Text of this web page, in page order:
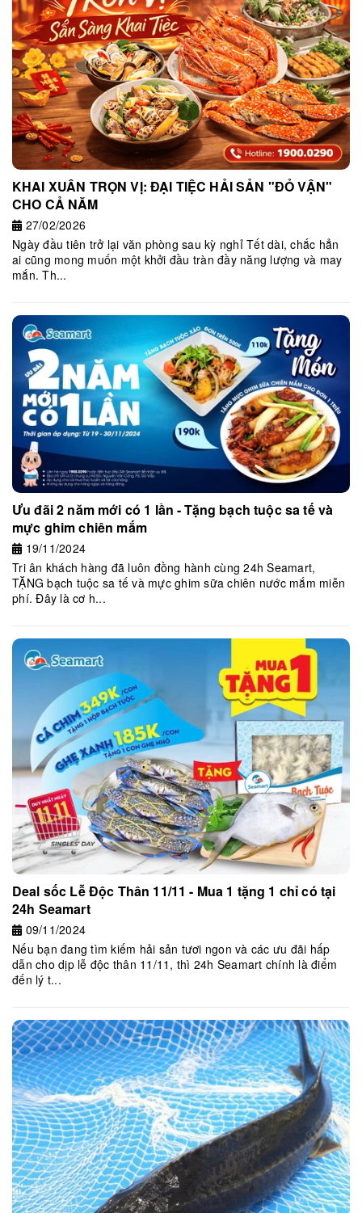
KHAI XUÂN TRỌN VỊ: ĐẠI TIỆC HẢI SẢN "ĐỎ VẬN"
CHO CẢ NĂM
27/02/2026
Ngày đầu tiên trở lại văn phòng sau kỳ nghỉ Tết dài, chắc hẳn
ai cũng mong muốn một khởi đầu tràn đầy năng lượng và may
mắn. Th...
Ưu đãi 2 năm mới có 1 lần - Tặng bạch tuộc sa tế và
mực ghim chiên mắm
19/11/2024
Tri ân khách hàng đã luôn đồng hành cùng 24h Seamart,
TẶNG bạch tuộc sa tế và mực ghim sữa chiên nước mắm miễn
phí. Đây là cơ h...
Deal sốc Lễ Độc Thân 11/11 - Mua 1 tặng 1 chỉ có tại
24h Seamart
09/11/2024
Nếu bạn đang tìm kiếm hải sản tươi ngon và các ưu đãi hấp
dẫn cho dịp lễ độc thân 11/11, thì 24h Seamart chính là điểm
đến lý t...